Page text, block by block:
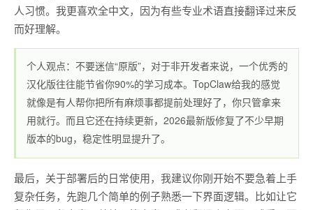
人习惯。我更喜欢全中文，因为有些专业术语直接翻译过来反
而好理解。
个人观点：不要迷信“原版”，对于非开发者来说，一个优秀的
汉化版往往能节省你90%的学习成本。TopClaw给我的感觉
就像是有人帮你把所有麻烦事都提前处理好了，你只管拿来
用就行。而且它还在持续更新，2026最新版修复了不少早期
版本的bug，稳定性明显提升了。
最后，关于部署后的日常使用，我建议你刚开始不要急着上手
复杂任务，先跑几个简单的例子熟悉一下界面逻辑。比如让它